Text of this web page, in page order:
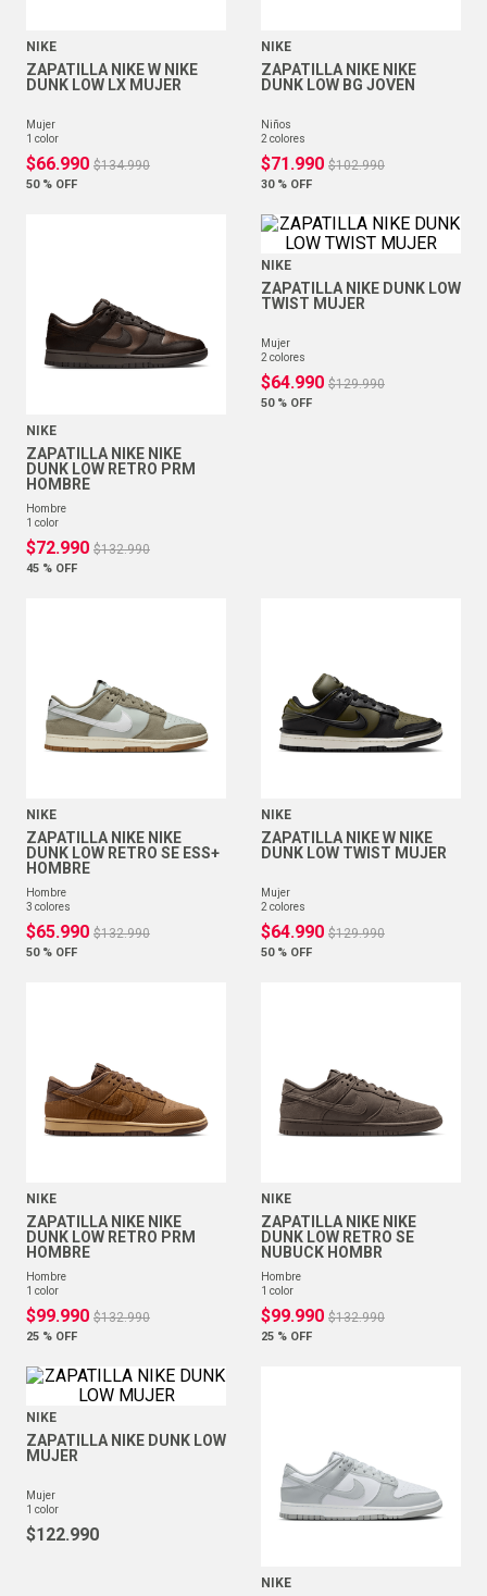
NIKE
ZAPATILLA NIKE W NIKE
DUNK LOW LX MUJER
mujer
1 color
$66.990 $134.990
50 % OFF
NIKE
ZAPATILLA NIKE NIKE
DUNK LOW BG JOVEN
niños
2 colores
$71 .990 $102.990
30 % OFF
NIKE
ZAPATILLA NIKE NIKE
DUNK LOW RETRO PRM
HOMBRE
hombre
1 color
$72.990 $132.990
45 % OFF
NIKE
ZAPATILLA NIKE DUNK LOW
TWIST MUJER
mujer
2 colores
$64.990 $129.990
50 % OFF
NIKE
ZAPATILLA NIKE NIKE
DUNK LOW RETRO SE ESS+
HOMBRE
hombre
3 colores
$65.990 $132.990
50 % OFF
NIKE
ZAPATILLA NIKE W NIKE
DUNK LOW TWIST MUJER
mujer
2 colores
$64.990 $129.990
50 % OFF
NIKE
ZAPATILLA NIKE NIKE
DUNK LOW RETRO PRM
HOMBRE
hombre
1 color
$99.990 $132.990
25 % OFF
NIKE
ZAPATILLA NIKE NIKE
DUNK LOW RETRO SE
NUBUCK HOMBR
hombre
1 color
$99.990 $132.990
25 % OFF
NIKE
ZAPATILLA NIKE DUNK LOW
MUJER
mujer
1 color
$122.990
NIKE